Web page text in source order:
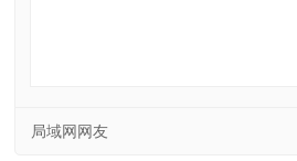
局域网网友